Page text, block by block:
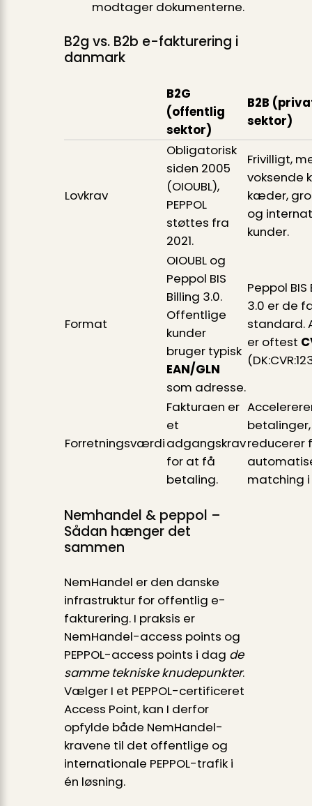
modtager dokumenterne.
B2g vs. B2b e-fakturering i
danmark
B2G
(offentlig
sektor)
B2B
sektor)
Lovkrav
Obligatorisk
siden 2005
(OIOUBL),
PEPPOL
støttes fra
2021.
Frivilligt,
voksende
kæder,
og
kunder.
Format
OIOUBL og
Peppol BIS
Billing 3.0.
Offentlige
kunder
bruger typisk
EAN/GLN
som adresse.
Peppol BIS
3.0 er de
standard.
er oftest
Forretningsværdi
Fakturaen er
et
adgangskrav
for at få
betaling.
betalinger,
reducerer
matching i
Nemhandel & peppol –
Sådan hænger det
sammen
NemHandel er den danske
infrastruktur for offentlig e-
fakturering. I praksis er
NemHandel-access points og
PEPPOL-access points i dag de
samme tekniske knudepunkter.
Vælger I et PEPPOL-certificeret
Access Point, kan I derfor
opfylde både NemHandel-
kravene til det offentlige og
internationale PEPPOL-trafik i
én løsning.